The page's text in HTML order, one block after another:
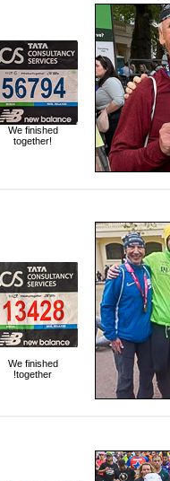
We finished
together!
We finished
together!